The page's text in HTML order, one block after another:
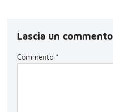
Lascia un commento
Commento *